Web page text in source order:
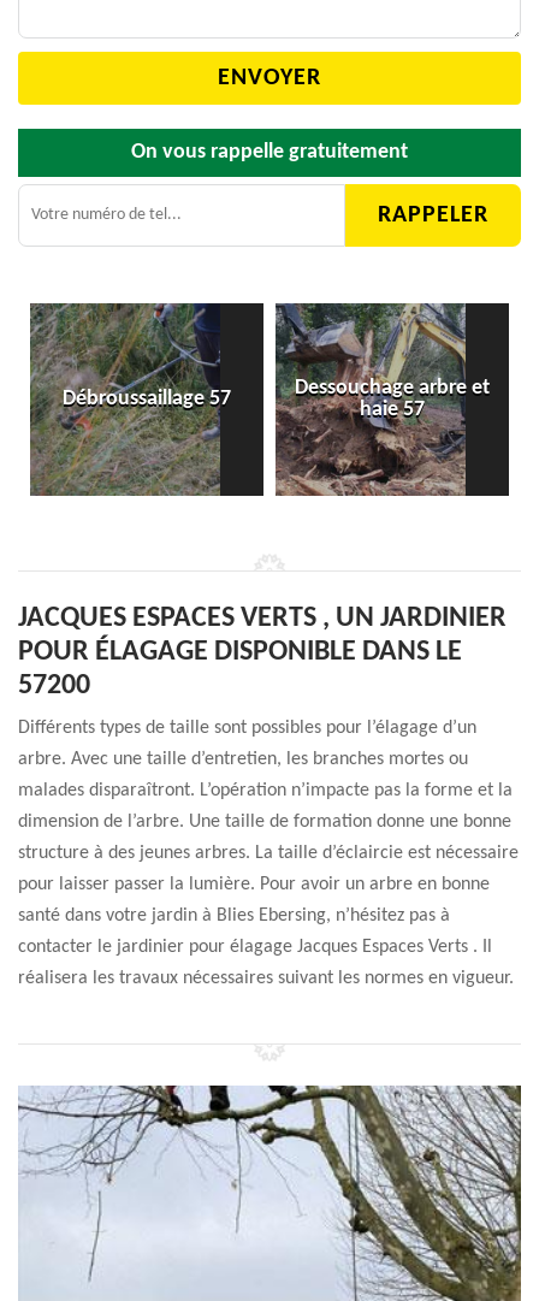
On vous rappelle gratuitement
Débroussaillage 57
Dessouchage arbre et
haie 57
JACQUES ESPACES VERTS , UN JARDINIER
POUR ÉLAGAGE DISPONIBLE DANS LE
57200
Différents types de taille sont possibles pour l’élagage d’un
arbre. Avec une taille d’entretien, les branches mortes ou
malades disparaîtront. L’opération n’impacte pas la forme et la
dimension de l’arbre. Une taille de formation donne une bonne
structure à des jeunes arbres. La taille d’éclaircie est nécessaire
pour laisser passer la lumière. Pour avoir un arbre en bonne
santé dans votre jardin à Blies Ebersing, n’hésitez pas à
contacter le jardinier pour élagage Jacques Espaces Verts . Il
réalisera les travaux nécessaires suivant les normes en vigueur.